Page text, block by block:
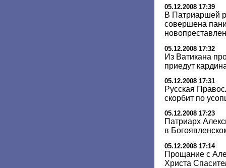
05.12.2008 17:39
В Патриаршей
совершена
05.12.2008 17:32
Из Ватикана
приедут
05.12.2008 17:31
Русская
скорбит по
05.12.2008 17:23
Патриарх
в
05.12.2008 17:14
Прощание с
Христа